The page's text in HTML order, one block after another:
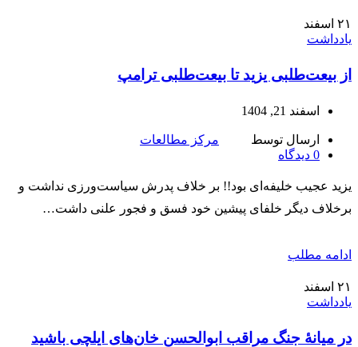
۲۱ اسفند
یادداشت
از بیعت‌طلبی یزید تا بیعت‌طلبی ترامپ
اسفند 21, 1404
ارسال توسط
مرکز مطالعات
0 دیدگاه
یزید عجیب خلیفه‌ای بود!! بر خلاف پدرش سیاست‌ورزی نداشت و
برخلاف دیگر خلفای پیشین خود فسق و فجور علنی داشت…
ادامه مطلب
۲۱ اسفند
یادداشت
در میانۀ جنگ مراقب ابوالحسن‌ خان‌های ایلچی باشید